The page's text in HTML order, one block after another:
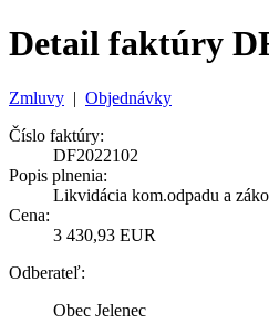
Detail faktúry
Zmluvy | Objednávky
Číslo faktúry:
DF2022102
Popis plnenia:
Likvidácia kom.odpadu a
Cena:
3 430,93 EUR
Odberateľ:
Obec Jelenec